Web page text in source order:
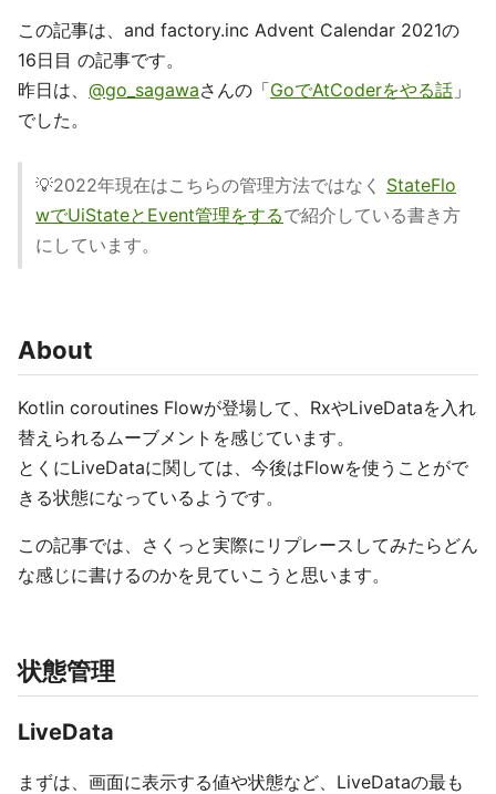
この記事は、and factory.inc Advent Calendar 2021の
16日目 の記事です。
昨日は、 @go_sagawaさんの「GoでAtCoderをやる話 」
でした。
💡2022年現在はこちらの管理方法ではなく StateFlo
wでUiStateとEvent管理をするで紹介している書き方
にしています。
About
Kotlin coroutines Flowが登場して、RxやLiveDataを入れ
替えられるムーブメントを感じています。
とくにLiveDataに関しては、今後はFlowを使うことがで
きる状態になっているようです。
この記事では、さくっと実際にリプレースしてみたらどん
な感じに書けるのかを見ていこうと思います。
状態管理
LiveData
まずは、画面に表示する値や状態など、LiveDataの最も